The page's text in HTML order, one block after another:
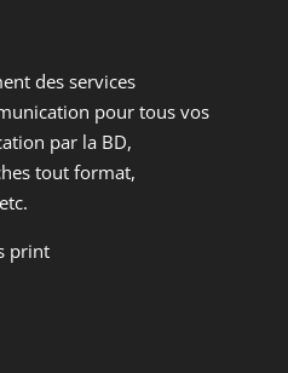
des services
pour tous vos
par la BD,
tout format,
print